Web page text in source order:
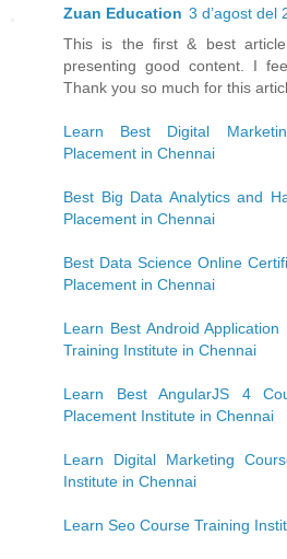
Zuan Education 3 d’agost del
This is the first & best
presenting good content. I
Thank you so much for this
Learn Best Digital
Placement in Chennai
Best Big Data Analytics and
Placement in Chennai
Best Data Science Online
Placement in Chennai
Learn Best Android
Training Institute in Chennai
Learn Best AngularJS 4
Placement Institute in Chennai
Learn Digital Marketing
Institute in Chennai
Learn Seo Course Training